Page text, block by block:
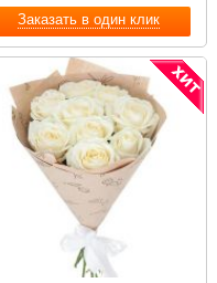
Заказать в один клик